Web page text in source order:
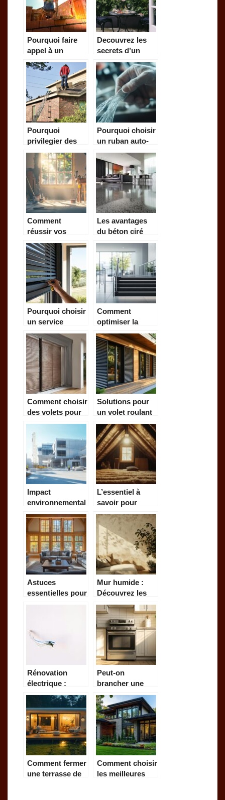
Pourquoi faire
appel à un
spécialiste en
réparation de
volet roulant ?
Decouvrez les
secrets d’un
amenagement
exterieur reussi
a La Rochelle
Pourquoi
privilegier des
experts pour la
renovation de
votre toiture ?
Pourquoi choisir
un ruban auto-
amalgamant
pour vos
installations
électriques ?
Comment
réussir vos
travaux de
rénovation avec
des astuces de
bricolage
efficaces
Les avantages
du béton ciré
pour la
rénovation de
votre intérieur
par une experte
Pourquoi choisir
un service
professionnel
pour
l’installation de
volets roulants à
Lunel ?
Comment
optimiser la
sécurisation des
garde-corps
pour les ERP et
PMR
Comment choisir
des volets pour
améliorer
l’isolation de
votre maison
Solutions pour
un volet roulant
adapté à une
ossature bois :
Guide des
réglementations
thermiques et
acoustiques
Impact
environnemental
des matériaux
composites : les
zones d’ombre
du secteur
construction
L’essentiel à
savoir pour
isoler les
combles pour
pas cher et
gagner en
confort
Astuces
essentielles pour
sur mesure
Mur humide :
Découvrez les
différents types
de chaux et leurs
applications
spécifiques
Rénovation
électrique :
comprendre la
norme NF C 15-
100
Peut-on
brancher une
plaque et un four
sur la meme
prise ? Les
normes
electriques a
respecter
Comment fermer
une terrasse de
Comment choisir
les meilleures